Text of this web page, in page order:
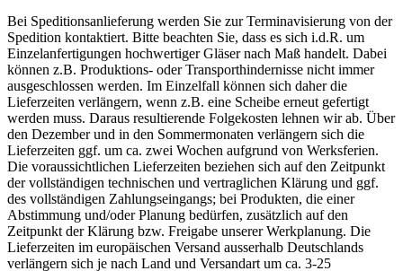
Bei Speditionsanlieferung werden Sie zur Terminavisierung von der
Spedition kontaktiert. Bitte beachten Sie, dass es sich i.d.R. um
Einzelanfertigungen hochwertiger Gläser nach Maß handelt. Dabei
können z.B. Produktions- oder Transporthindernisse nicht immer
ausgeschlossen werden. Im Einzelfall können sich daher die
Lieferzeiten verlängern, wenn z.B. eine Scheibe erneut gefertigt
werden muss. Daraus resultierende Folgekosten lehnen wir ab. Über
den Dezember und in den Sommermonaten verlängern sich die
Lieferzeiten ggf. um ca. zwei Wochen aufgrund von Werksferien.
Die voraussichtlichen Lieferzeiten beziehen sich auf den Zeitpunkt
der vollständigen technischen und vertraglichen Klärung und ggf.
des vollständigen Zahlungseingangs; bei Produkten, die einer
Abstimmung und/oder Planung bedürfen, zusätzlich auf den
Zeitpunkt der Klärung bzw. Freigabe unserer Werkplanung. Die
Lieferzeiten im europäischen Versand ausserhalb Deutschlands
verlängern sich je nach Land und Versandart um ca. 3-25